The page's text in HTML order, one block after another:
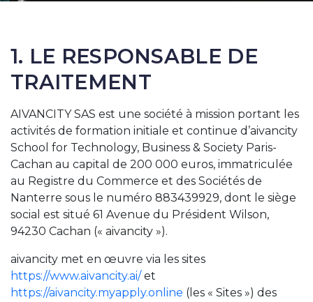
1. LE RESPONSABLE DE
TRAITEMENT
AIVANCITY SAS est une société à mission portant les
activités de formation initiale et continue d’aivancity
School for Technology, Business & Society Paris-
Cachan au capital de 200 000 euros, immatriculée
au Registre du Commerce et des Sociétés de
Nanterre sous le numéro 883439929, dont le siège
social est situé 61 Avenue du Président Wilson,
94230 Cachan (« aivancity »).
aivancity met en œuvre via les sites
https://www.aivancity.ai/et
https://aivancity.myapply.online (les « Sites ») des